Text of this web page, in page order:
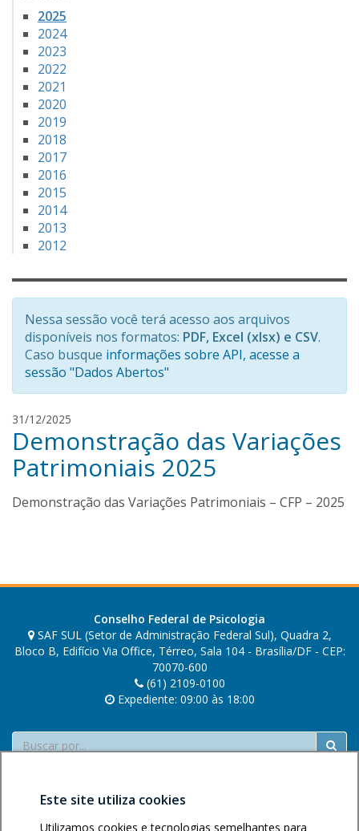
2025
2024
2023
2022
2021
2020
2019
2018
2017
2016
2015
2014
2013
2012
Nessa sessão você terá acesso aos arquivos
disponíveis nos formatos: PDF, Excel (xlsx) e CSV.
Caso busque informações sobre API, acesse a
sessão "Dados Abertos"
31/12/2025
o
s
é
r
e
G
ú
n
r
Demonstração das Variações
Patrimoniais 2025
Demonstração das Variações Patrimoniais – CFP – 2025
Conselho Federal de Psicologia
SAF SUL (Setor de Administração Federal Sul), Quadra 2,
Bloco B, Edifício Via Office, Térreo, Sala 104 - Brasília/DF - CEP:
70070-600
(61) 2109-0100
Expediente: 09:00 às 18:00
Buscar
Este site utiliza cookies
Utilizamos cookies e tecnologias semelhantes para